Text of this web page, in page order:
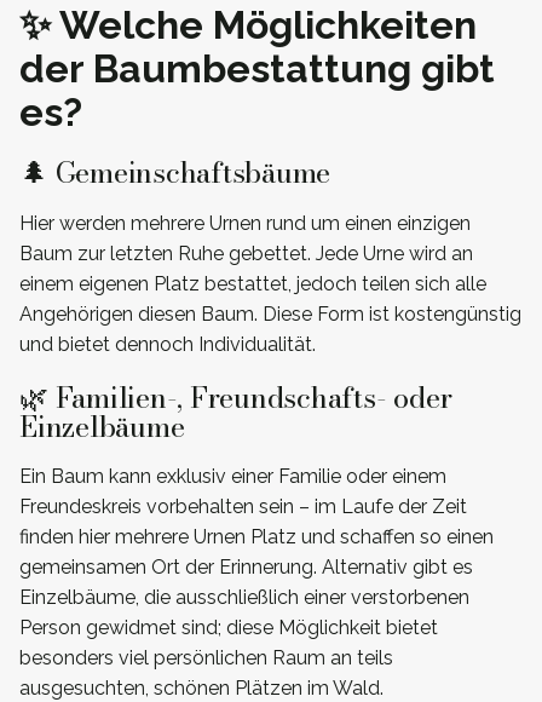
✨ Welche Möglichkeiten
der Baumbestattung gibt
es?
🌲 Gemeinschaftsbäume
Hier werden mehrere Urnen rund um einen einzigen
Baum zur letzten Ruhe gebettet. Jede Urne wird an
einem eigenen Platz bestattet, jedoch teilen sich alle
Angehörigen diesen Baum. Diese Form ist kostengünstig
und bietet dennoch Individualität.
🌿 Familien-, Freundschafts- oder
Einzelbäume
Ein Baum kann exklusiv einer Familie oder einem
Freundeskreis vorbehalten sein – im Laufe der Zeit
finden hier mehrere Urnen Platz und schaffen so einen
gemeinsamen Ort der Erinnerung. Alternativ gibt es
Einzelbäume, die ausschließlich einer verstorbenen
Person gewidmet sind; diese Möglichkeit bietet
besonders viel persönlichen Raum an teils
ausgesuchten, schönen Plätzen im Wald.